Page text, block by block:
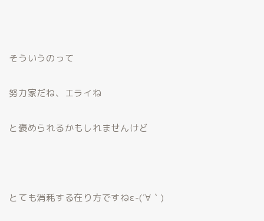
そういうのって
努力家だね、エライね
と褒められるかもしれませんけど
とても消耗する在り方ですねε-(´∀｀)